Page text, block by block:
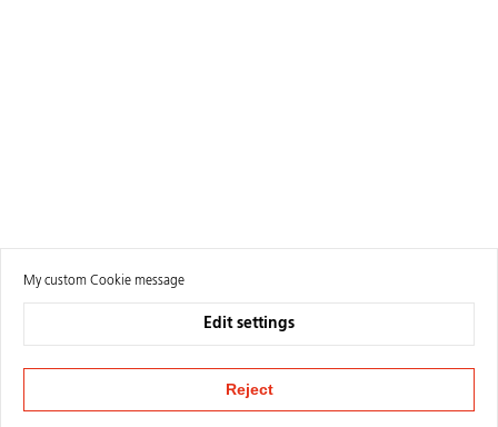
My custom Cookie message
Edit settings
Reject